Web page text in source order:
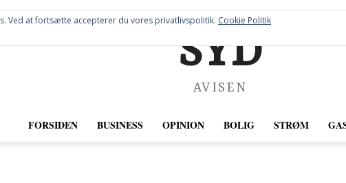
SYD
AVISEN
FORSIDEN BUSINESS OPINION BOLIG STRØM
Ved at fortsætte accepterer du vores privatlivspolitik. Cookie Politik